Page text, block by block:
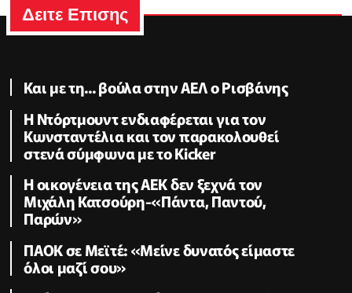
Δειτε Επισης
Και με τη... βούλα στην ΑΕΛ ο Ρισβάνης
Η Ντόρτμουντ ενδιαφέρεται για τον
Κωνσταντέλια και τον παρακολουθεί
στενά σύμφωνα με το Kicker
Η οικογένεια της ΑΕΚ δεν ξεχνά τον
Μιχάλη Κατσούρη-«Πάντα, Παντού,
Παρών»
ΠΑΟΚ σε Μεϊτέ: «Μείνε δυνατός είμαστε
όλοι μαζί σου»